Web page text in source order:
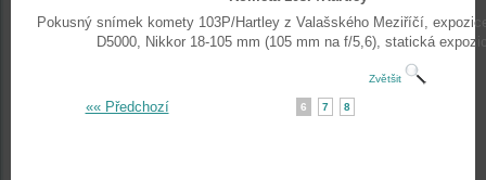
Pokusný snímek komety 103P/Hartley z Valašského Meziříčí,
D5000, Nikkor 18-105 mm (105 mm na f/5,6), statická
Zvětšit
«« Předchozí 6 7 8